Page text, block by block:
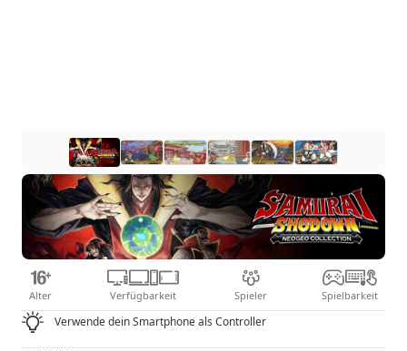
Alter Verfügbarkeit Spieler Spielbarkeit
Verwende dein Smartphone als Controller